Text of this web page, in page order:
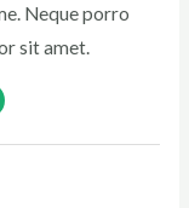
Neque porro
sit amet.